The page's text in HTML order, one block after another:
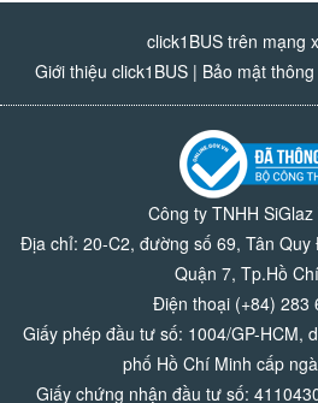
click1BUS trên mạng
Giới thiệu click1BUS| Bảo mật thông
Công ty TNHH
Địa chỉ: 20-C2, đường số 69, Tân
Quận 7, Tp.Hồ
Điện thoại (+84) 283
Giấy phép đầu tư số: 1004/GP-HCM,
phố Hồ Chí Minh cấp
Giấy chứng nhận đầu tư số: